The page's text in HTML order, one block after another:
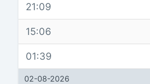
21:09
15:06
01:39
02-08-2026